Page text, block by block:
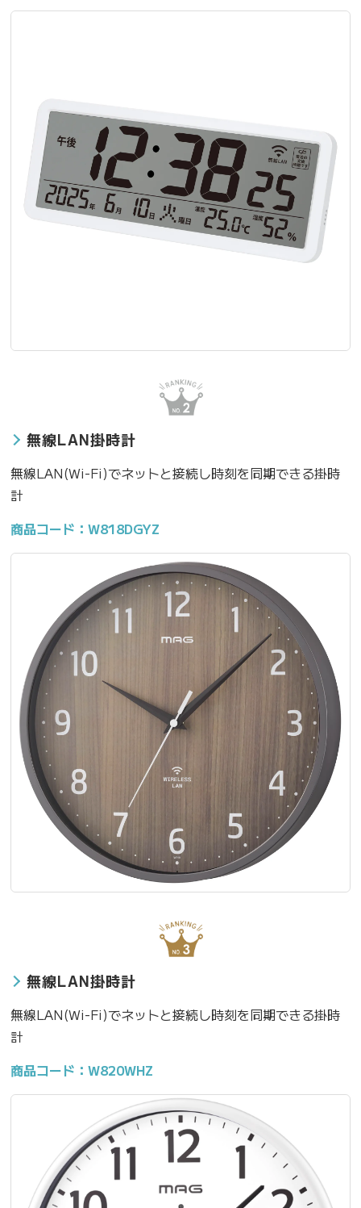
無線LAN掛時計
無線LAN(Wi-Fi)でネットと接続し時刻を同期できる掛時
計
商品コード：W818DGYZ
無線LAN掛時計
無線LAN(Wi-Fi)でネットと接続し時刻を同期できる掛時
計
商品コード：W820WHZ